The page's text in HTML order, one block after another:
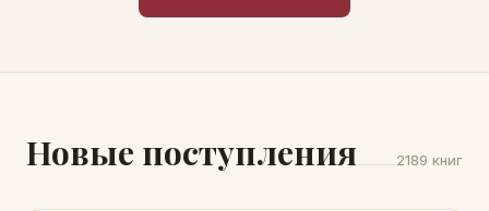
Новые поступления 2189 книг